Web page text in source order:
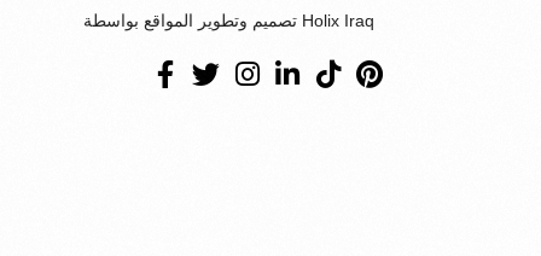
تصميم وتطوير المواقع بواسطة Holix Iraq